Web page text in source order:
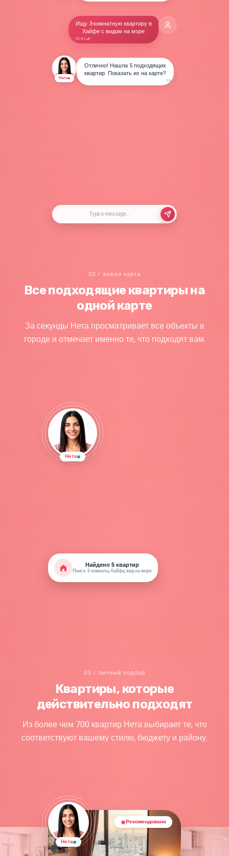
Ищу 3-комнатную квартиру в
Хайфе с видом на море
10:31
Нета
Отлично! Нашла 5 подходящих
квартир. Показать их на карте?
10:31
Type a message…
02 / живая карта
Все подходящие квартиры на
одной карте
За секунды Нета просматривает все объекты в
городе и отмечает именно те, что подходят вам.
Нета
Найдено 5 квартир
Поиск: 3 комнаты, Хайфа, вид на море
03 / личный подбор
Квартиры, которые
действительно подходят
Из более чем 700 квартир Нета выбирает те, что
соответствуют вашему стилю, бюджету и району.
Рекомендовано
Нета